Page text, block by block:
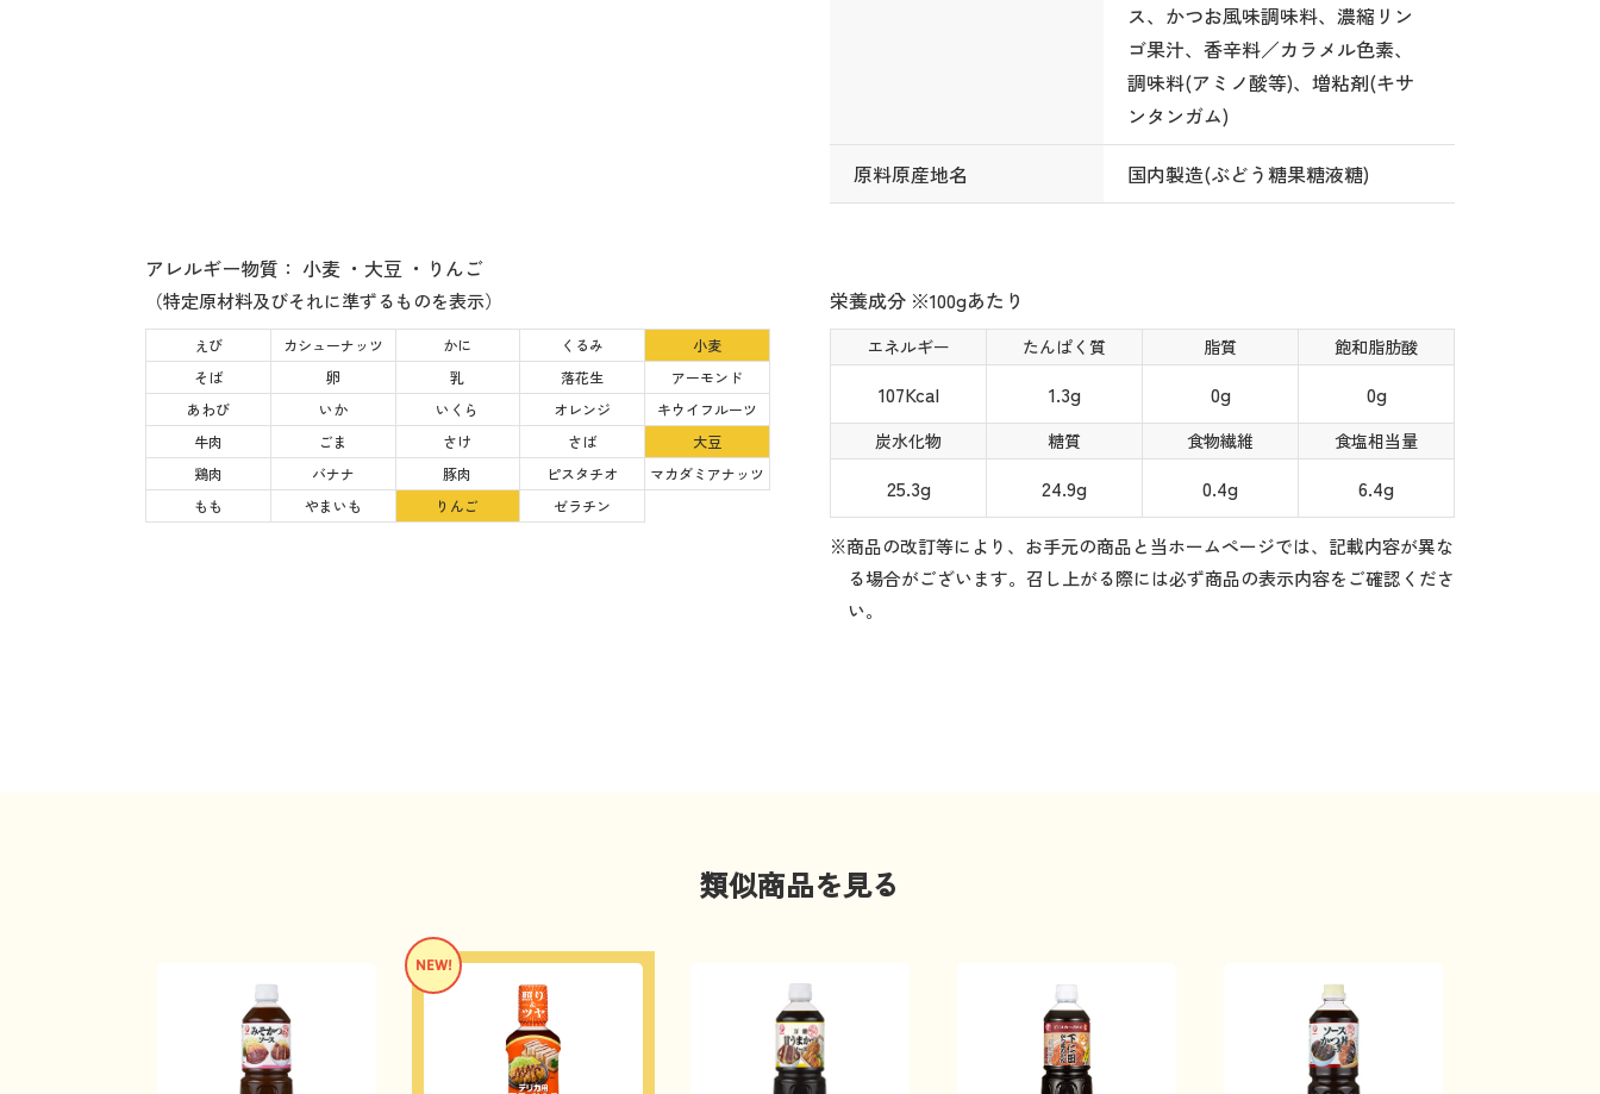
ス、かつお風味調味料、濃縮リン
ゴ果汁、香辛料／カラメル色素、
調味料(アミノ酸等)、増粘剤(キサ
ンタンガム)
原料原産地名 国内製造(ぶどう糖果糖液糖)
アレルギー物質： 小麦 ・大豆 ・りんご
（特定原材料及びそれに準ずるものを表示）
えび カシューナッツ かに くるみ
小麦
そば
卵 乳 落花生
アーモンド
あわび
いか いくら オレンジ
キウイフルーツ
牛肉
ごま さけ さば
大豆
鶏肉
バナナ 豚肉 ピスタチオ
マカダミアナッツ
もも
やまいも りんご ゼラチン
栄養成分 ※100gあたり
エネルギー
107Kcal
たんぱく質
1.3g
脂質
0g
飽和脂肪酸
0g
炭水化物
25.3g
糖質
24.9g
食物繊維
0.4g
食塩相当量
6.4g
※商品の改訂等により、お手元の商品と当ホームページでは、記載内容が異な
る場合がございます。召し上がる際には必ず商品の表示内容をご確認くださ
い。
類似商品を見る